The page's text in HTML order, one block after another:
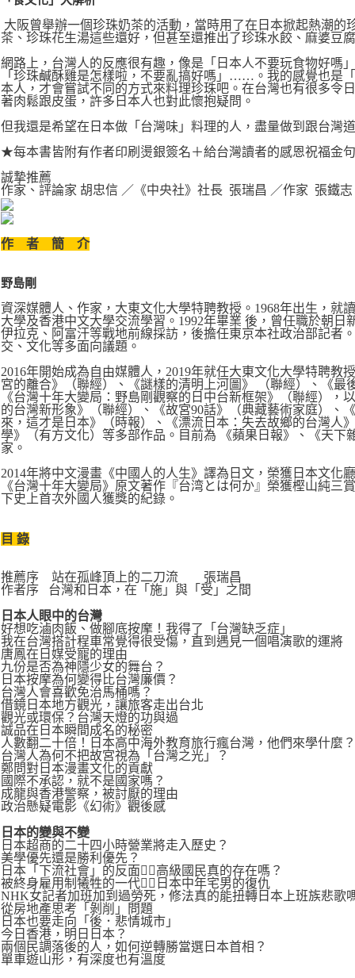
大阪曾舉辦一個珍珠奶茶的活動，當時用了在日本掀起熱潮的
茶、珍珠花生湯這些還好，但甚至還推出了珍珠水餃、麻婆豆
網路上，台灣人的反應很有趣，像是「日本人不要玩食物好
「珍珠鹹酥雞是怎樣啦，不要亂搞好嗎」……。我的感覺也是
本人，才會嘗試不同的方式來料理珍珠吧。在台灣也有很多令
著肉鬆跟皮蛋，許多日本人也對此懷抱疑問。
但我還是希望在日本做「台灣味」料理的人，盡量做到跟台灣
★每本書皆附有作者印刷燙銀簽名＋給台灣讀者的感恩祝福金句
誠摯推薦
作家、評論家 胡忠信 ／《中央社》社長 張瑞昌 ／作家 張鐵志
作 者 簡 介
野島剛
資深媒體人、作家，大東文化大學特聘教授。1968年出生，就
大學及香港中文大學交流學習。1992年畢業 後，曾任職於朝
伊拉克、阿富汗等戰地前線採訪，後擔任東京本社政治部記者
交、文化等多面向議題。
2016年開始成為自由媒體人，2019年就任大東文化大學特聘教
宮的離合》（聯經）、《謎樣的清明上河圖》 （聯經）、《最
《台灣十年大變局：野島剛觀察的日中台新框架》（聯經），
的台灣新形象》（聯經）、《故宮90話》（典藏藝術家庭）、
來，這才是日本》（時報）、《漂流日本：失去故鄉的台灣人
學》（有方文化）等多部作品。目前為 《蘋果日報》、《天下
家。
2014年將中文漫畫《中國人的人生》譯為日文，榮獲日本文化
《台灣十年大變局》原文著作『台湾とは何か』榮獲樫山純三
下史上首次外國人獲獎的紀錄。
目 錄
推薦序 站在孤峰頂上的二刀流 張瑞昌
作者序 台灣和日本，在「施」與「受」之間
日本人眼中的台灣
好想吃滷肉飯、做腳底按摩！我得了「台灣缺乏症」
我在台灣搭計程車常覺得很受傷，直到遇見一個唱演歌的運將
唐鳳在日媒受寵的理由
九份是否為神隱少女的舞台？
日本按摩為何變得比台灣廉價？
台灣人會喜歡免治馬桶嗎？
借鏡日本地方觀光，讓旅客走出台北
觀光或環保？台灣天燈的功與過
誠品在日本瞬間成名的秘密
人數翻二十倍！日本高中海外教育旅行瘋台灣，他們來學什麼？
台灣人為何不把故宮視為「台灣之光」？
鄭問對日本漫畫文化的貢獻
國際不承認，就不是國家嗎？
成龍與香港警察，被討厭的理由
政治懸疑電影《幻術》觀後感
日本的變與不變
日本超商的二十四小時營業將走入歷史？
美學優先還是勝利優先？
日本「下流社會」的反面高級國民真的存在嗎？
被終身雇用制犧牲的一代日本中年宅男的復仇
NHK女記者加班加到過勞死，修法真的能扭轉日本上班族悲歌
從房地產思考「剝削」問題
日本也要走向「後．悲情城市」
今日香港，明日日本？
兩個民調落後的人，如何逆轉勝當選日本首相？
單車遊山形，有深度也有溫度